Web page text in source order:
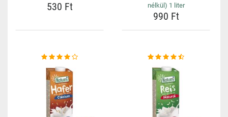
530 Ft
nélkül) 1 liter
990 Ft